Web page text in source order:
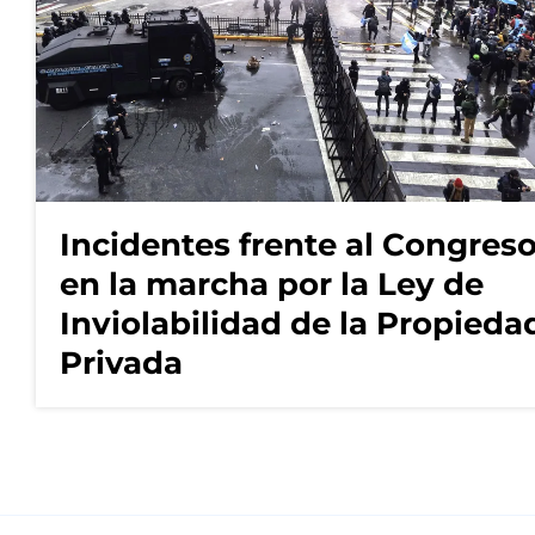
Incidentes frente al
en la marcha por la Ley de
Inviolabilidad de la
Privada